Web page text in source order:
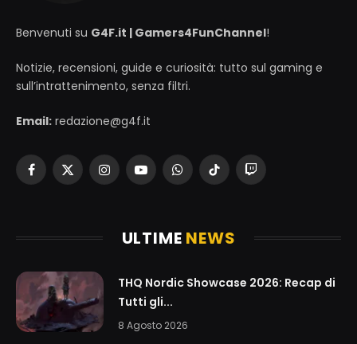
Benvenuti su G4F.it | Gamers4FunChannel!
Notizie, recensioni, guide e curiosità: tutto sul gaming e
sull’intrattenimento, senza filtri.
Email: redazione@g4f.it
Facebook
X
InstagramYouTubeWhatsAppTikTokTwitch
ULTIME NEWS
THQ Nordic Showcase 2026: Recap di
Tutti gli...
8 Agosto 2026